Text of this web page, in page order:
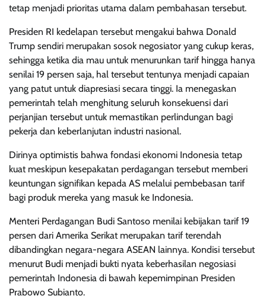
tetap menjadi prioritas utama dalam pembahasan tersebut.
Presiden RI kedelapan tersebut mengakui bahwa Donald
Trump sendiri merupakan sosok negosiator yang cukup keras,
sehingga ketika dia mau untuk menurunkan tarif hingga hanya
senilai 19 persen saja, hal tersebut tentunya menjadi capaian
yang patut untuk diapresiasi secara tinggi. Ia menegaskan
pemerintah telah menghitung seluruh konsekuensi dari
perjanjian tersebut untuk memastikan perlindungan bagi
pekerja dan keberlanjutan industri nasional.
Dirinya optimistis bahwa fondasi ekonomi Indonesia tetap
kuat meskipun kesepakatan perdagangan tersebut memberi
keuntungan signifikan kepada AS melalui pembebasan tarif
bagi produk mereka yang masuk ke Indonesia.
Menteri Perdagangan Budi Santoso menilai kebijakan tarif 19
persen dari Amerika Serikat merupakan tarif terendah
dibandingkan negara-negara ASEAN lainnya. Kondisi tersebut
menurut Budi menjadi bukti nyata keberhasilan negosiasi
pemerintah Indonesia di bawah kepemimpinan Presiden
Prabowo Subianto.